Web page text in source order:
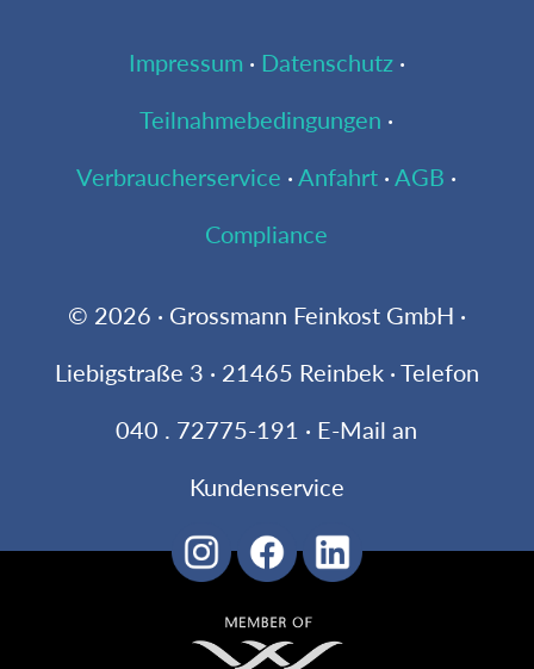
Impressum · Datenschutz·
Teilnahmebedingungen ·
Verbraucherservice · Anfahrt · AGB ·
Compliance
© 2026 · Grossmann Feinkost GmbH ·
Liebigstraße 3 · 21465 Reinbek · Telefon
040 . 72775-191 · E-Mail an
Kundenservice